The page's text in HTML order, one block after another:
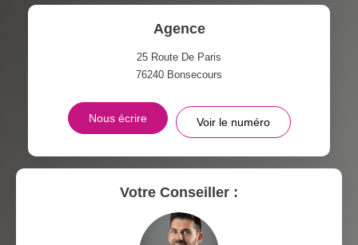
DISTANCE DE L'AÉROPORT :
Agence
25 Route De Paris
76240 Bonsecours
Nous écrire Voir le numéro
Votre Conseiller :